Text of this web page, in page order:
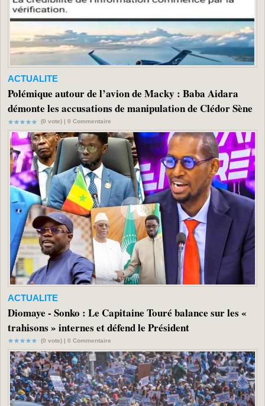
ACTUALITE
Polémique autour de l’avion de Macky : Baba Aidara
démonte les accusations de manipulation de Clédor Sène
(0 vote) | 0 Commentaire
ACTUALITE
Diomaye - Sonko : Le Capitaine Touré balance sur les «
trahisons » internes et défend le Président
(0 vote) | 0 Commentaire